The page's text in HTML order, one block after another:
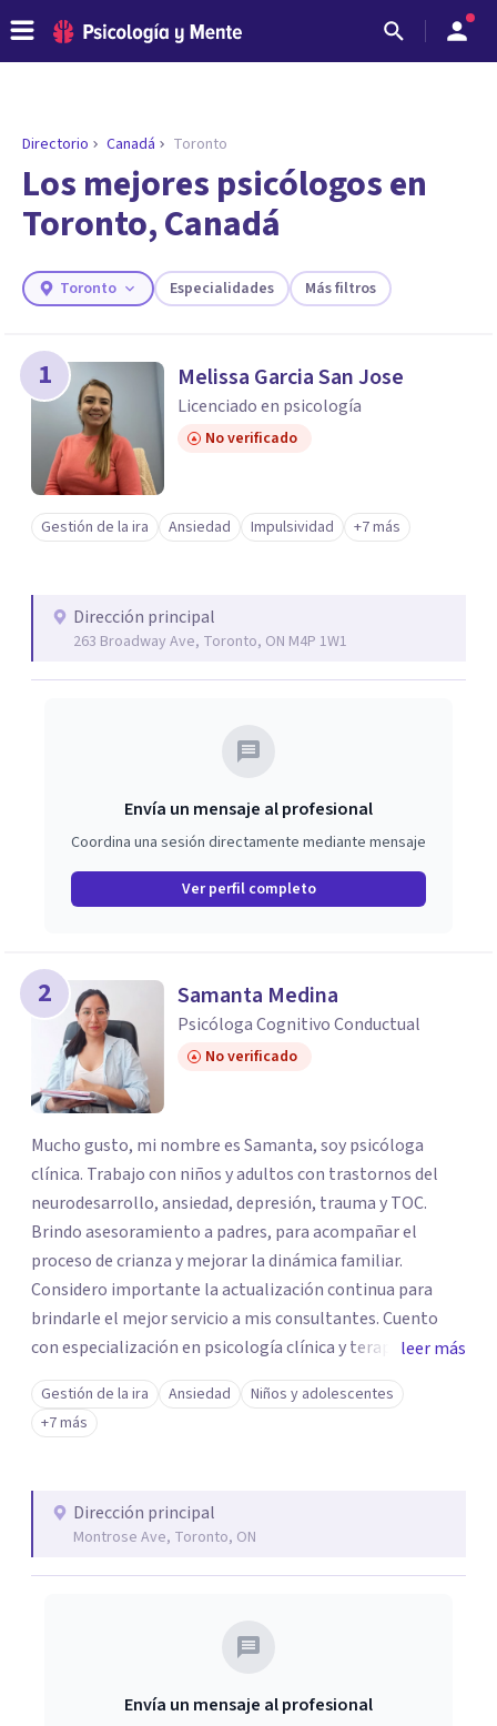
ENCONTRAR MI TERAPEUTA
¿Necesitas ayuda para encontrar el
psicólogo adecuado?
Responde a unas breves preguntas y te ofreceremos
necesidades.
Directorio Canadá Toronto
Los mejores psicólogos en
Toronto, Canadá
Toronto Especialidades Más filtros
1 Melissa Garcia San Jose
Licenciado en psicología
No verificado
Gestión de la ira Ansiedad Impulsividad +7 más
Dirección principal
263 Broadway Ave, Toronto, ON M4P 1W1
Envía un mensaje al profesional
Coordina una sesión directamente mediante mensaje
Ver perfil completo
2 Samanta Medina
Psicóloga Cognitivo Conductual
No verificado
Mucho gusto, mi nombre es Samanta, soy psicóloga
clínica. Trabajo con niños y adultos con trastornos del
neurodesarrollo, ansiedad, depresión, trauma y TOC.
Brindo asesoramiento a padres, para acompañar el
proceso de crianza y mejorar la dinámica familiar.
Considero importante la actualización continua para
brindarle el mejor servicio a mis consultantes. Cuento
con especialización en psicología clínica y terapia
cognitivo conductual, formación en terapia dialéctico
conductual (DBT), terapia dialéctica conductual
radicalmente abierta (RO DBT), EMDR (Eye Movement
aplicado (ABA). Mi objetivo es acercarme a
hispanohablantes, en distintas partes del mundo y
ayudarlos a construir una vida valiosa y significativa,
promoviendo la flexibilidad y potenciando sus fortalezas.
leer más
Gestión de la ira Ansiedad
Niños y adolescentes
+7 más
Dirección principal
Montrose Ave, Toronto, ON
Envía un mensaje al profesional